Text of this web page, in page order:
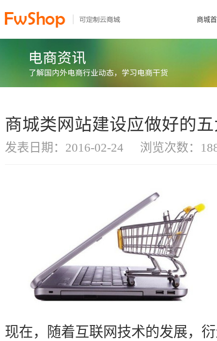
商城
商城类网站建设应做好的
发表日期：2016-02-24 浏览次数：
现在，随着互联网技术的发展，